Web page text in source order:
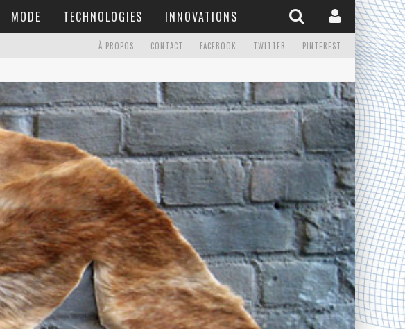
MODE TECHNOLOGIES INNOVATIONS
À PROPOS CONTACT FACEBOOK TWITTER PINTEREST